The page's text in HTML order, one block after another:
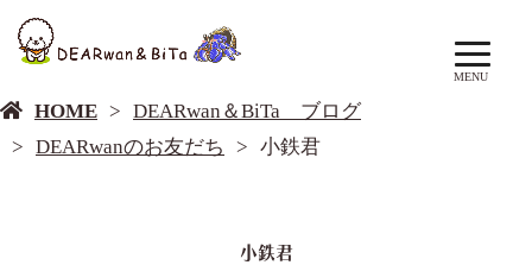
MENU
HOME
DEARwan＆BiTa ブログ
DEARwanのお友だち
小鉄君
小鉄君